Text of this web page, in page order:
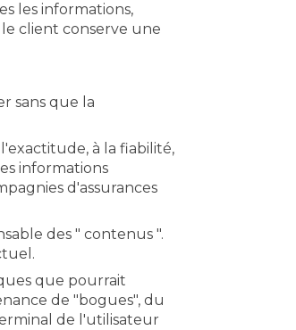
les informations,
client conserve une
sans que la
à la fiabilité,
informations
d'assurances
des " contenus ".
que pourrait
de "bogues", du
de l'utilisateur